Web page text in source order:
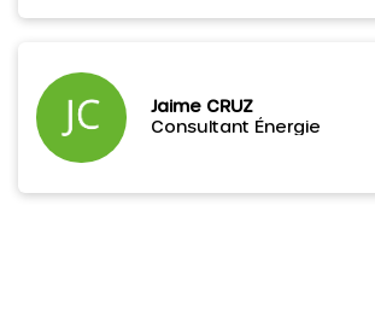
Jaime CRUZ
Consultant Énergie